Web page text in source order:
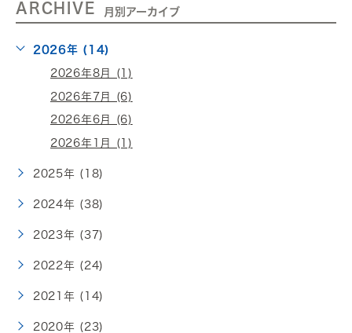
ARCHIVE 月別アーカイブ
2026年 (14)
2026年8月 (1)
2026年7月 (6)
2026年6月 (6)
2026年1月 (1)
2025年 (18)
2024年 (38)
2023年 (37)
2022年 (24)
2021年 (14)
2020年 (23)